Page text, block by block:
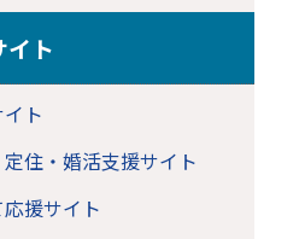
ト
ト
住・婚活支援サイト
援サイト